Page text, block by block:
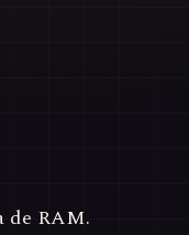
de RAM.